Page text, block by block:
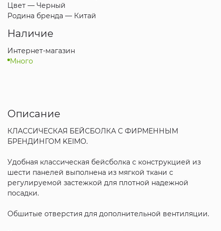
Цвет — Черный
Родина бренда — Китай
Наличие
Интернет-магазин
Много
Описание
КЛАССИЧЕСКАЯ БЕЙСБОЛКА С ФИРМЕННЫМ
БРЕНДИНГОМ KEIMO.
Удобная классическая бейсболка с конструкцией из
шести панелей выполнена из мягкой ткани с
регулируемой застежкой для плотной надежной
посадки.
Обшитые отверстия для дополнительной вентиляции.